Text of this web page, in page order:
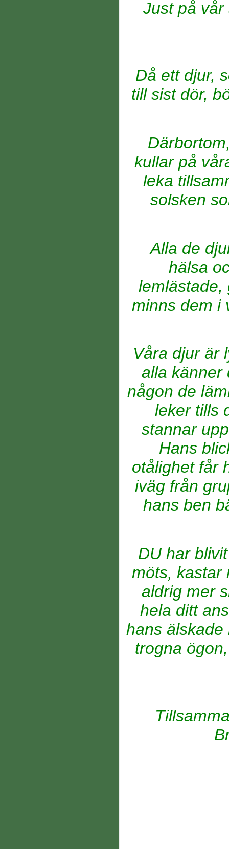
Just på vår
Då ett djur,
till sist dör,
kullar på
leka
solsken
Alla de
hälsa
lemlästade,
minns dem i
Våra djur är
alla känner
någon de
leker tills
stannar
Hans
otålighet får
iväg från
hans ben
DU har
möts, kastar
aldrig mer
hela ditt
hans
trogna